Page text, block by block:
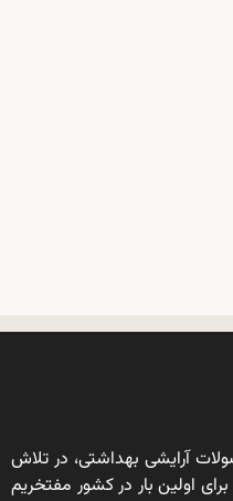
آرایشی بهداشتی، در تلاش
اولین بار در کشور مفتخریم